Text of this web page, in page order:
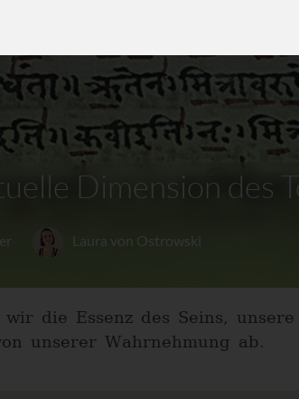
Dimension des
Laura von Ostrowski
die Essenz des Seins,
unserer Wahrnehmung ab.